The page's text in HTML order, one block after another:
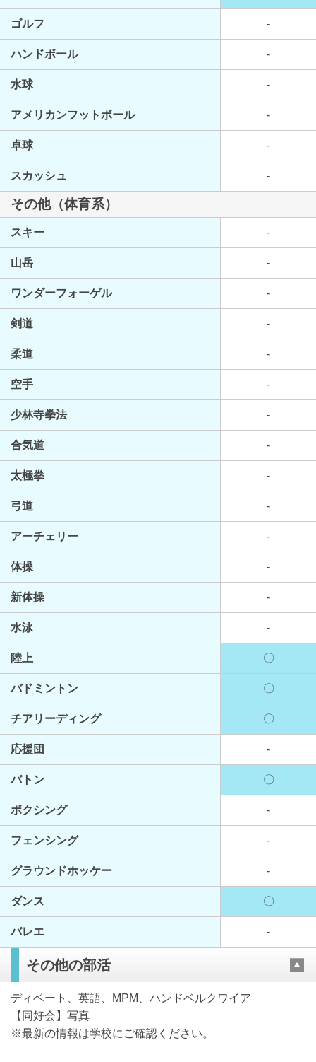
ゴルフ -
ハンドボール -
水球 -
アメリカンフットボール -
卓球 -
スカッシュ -
その他（体育系）
スキー -
山岳 -
ワンダーフォーゲル -
剣道 -
柔道 -
空手 -
少林寺拳法 -
合気道 -
太極拳 -
弓道 -
アーチェリー -
体操 -
新体操 -
水泳 -
陸上 〇
バドミントン 〇
チアリーディング 〇
応援団 -
バトン 〇
ボクシング -
フェンシング -
グラウンドホッケー -
ダンス 〇
バレエ -
その他の部活
ディベート、英語、MPM、ハンドベルクワイア
【同好会】写真
※最新の情報は学校にご確認ください。